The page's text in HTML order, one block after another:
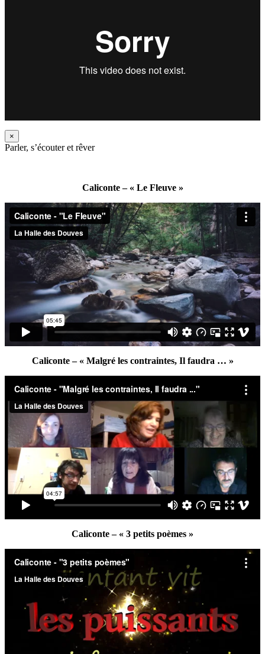
×
Parler, s’écouter et rêver
Caliconte – « Le Fleuve »
Caliconte – « Malgré les contraintes, Il faudra … »
Caliconte – « 3 petits poèmes »